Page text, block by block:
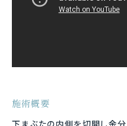
施術概要
下まぶたの内側を切開し余